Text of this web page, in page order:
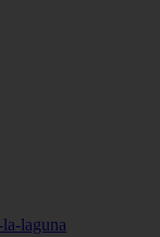
laguna